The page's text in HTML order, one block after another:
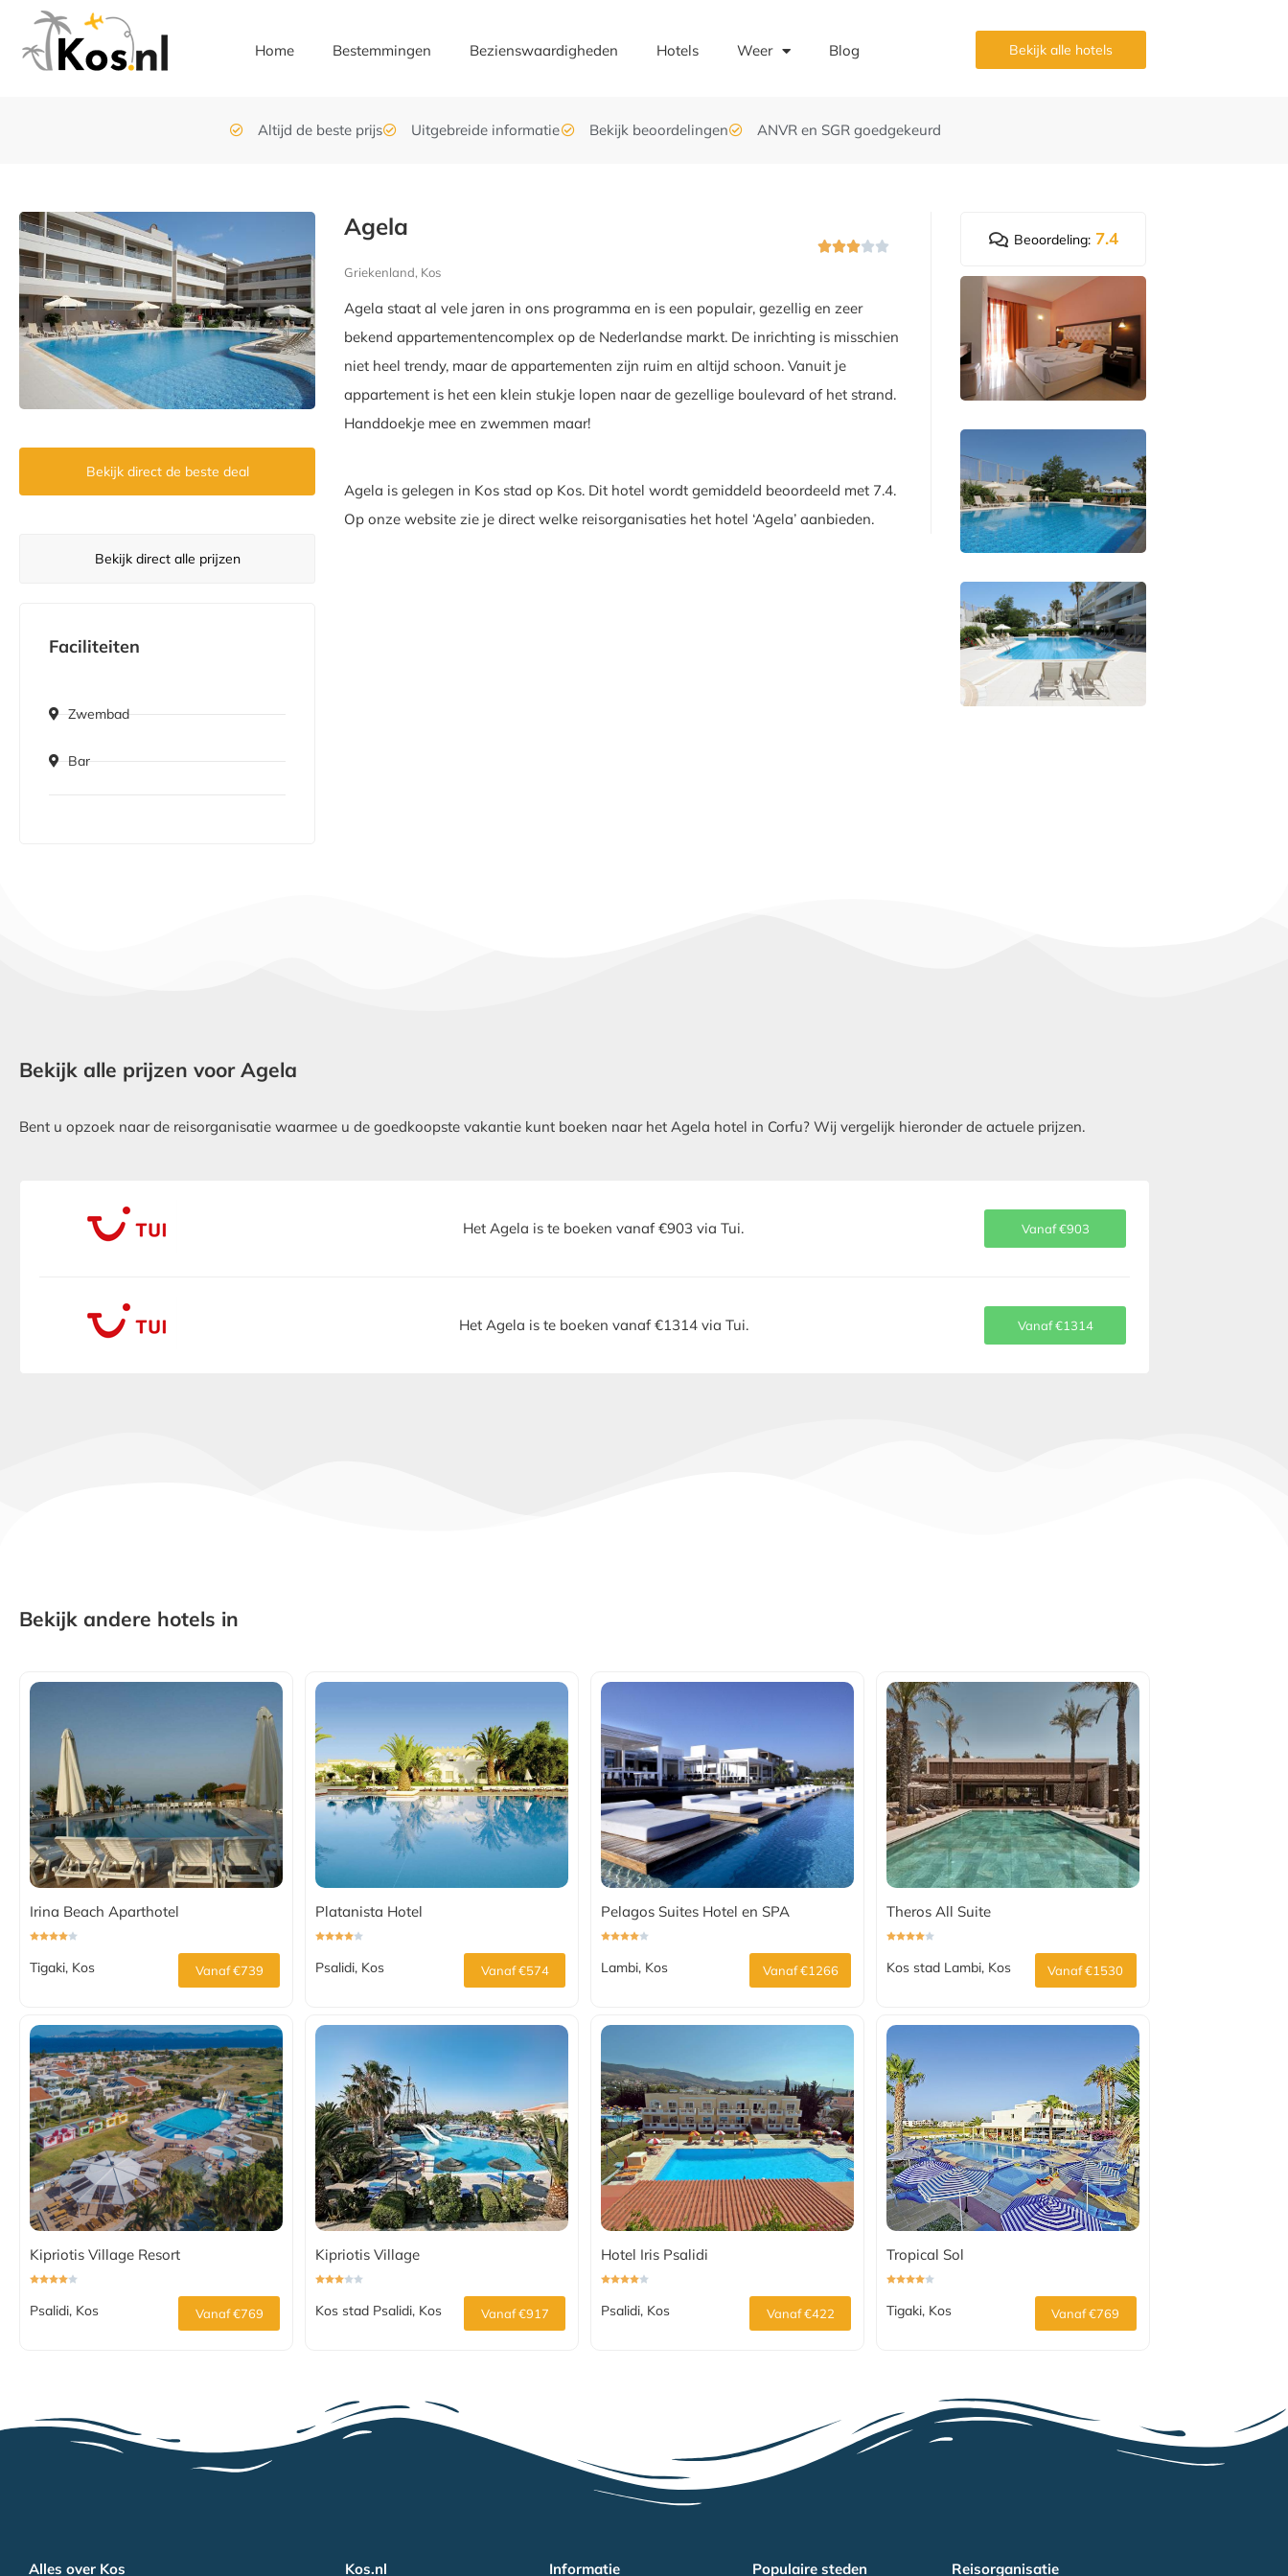
Home Bestemmingen Bezienswaardigheden Hotels Weer Blog Bekijk alle hotels
Altijd de beste prijs Uitgebreide informatie Bekijk beoordelingen ANVR en SGR goedgekeurd
Bekijk direct de beste deal
Bekijk direct alle prijzen
Faciliteiten
Zwembad
Bar
Agela
Griekenland, Kos

Agela staat al vele jaren in ons programma en is een populair, gezellig en zeer
bekend appartementencomplex op de Nederlandse markt. De inrichting is misschien
niet heel trendy, maar de appartementen zijn ruim en altijd schoon. Vanuit je
appartement is het een klein stukje lopen naar de gezellige boulevard of het strand.
Handdoekje mee en zwemmen maar!
Agela is gelegen in Kos stad op Kos. Dit hotel wordt gemiddeld beoordeeld met 7.4.
Op onze website zie je direct welke reisorganisaties het hotel ‘Agela’ aanbieden.
Beoordeling: 7.4
Bekijk alle prijzen voor Agela
Bent u opzoek naar de reisorganisatie waarmee u de goedkoopste vakantie kunt boeken naar het Agela hotel in Corfu? Wij vergelijk hieronder de actuele prijzen.
Het Agela is te boeken vanaf €903 via Tui. Vanaf €903
Het Agela is te boeken vanaf €1314 via Tui. Vanaf €1314
Bekijk andere hotels in
Irina Beach Aparthotel
Tigaki, Kos Vanaf €739
Platanista Hotel
Psalidi, Kos Vanaf €574
Pelagos Suites Hotel en SPA
Lambi, Kos Vanaf €1266
Theros All Suite
Kos stad Lambi, Kos Vanaf €1530
Kipriotis Village Resort
Psalidi, Kos Vanaf €769
Kipriotis Village
Kos stad Psalidi, Kos Vanaf €917
Hotel Iris Psalidi
Psalidi, Kos Vanaf €422
Tropical Sol
Tigaki, Kos Vanaf €769
Alles over Kos Kos.nl Informatie Populaire steden Reisorganisatie